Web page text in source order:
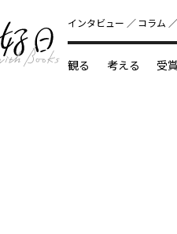
インタビュー コラム
観る 考える 受